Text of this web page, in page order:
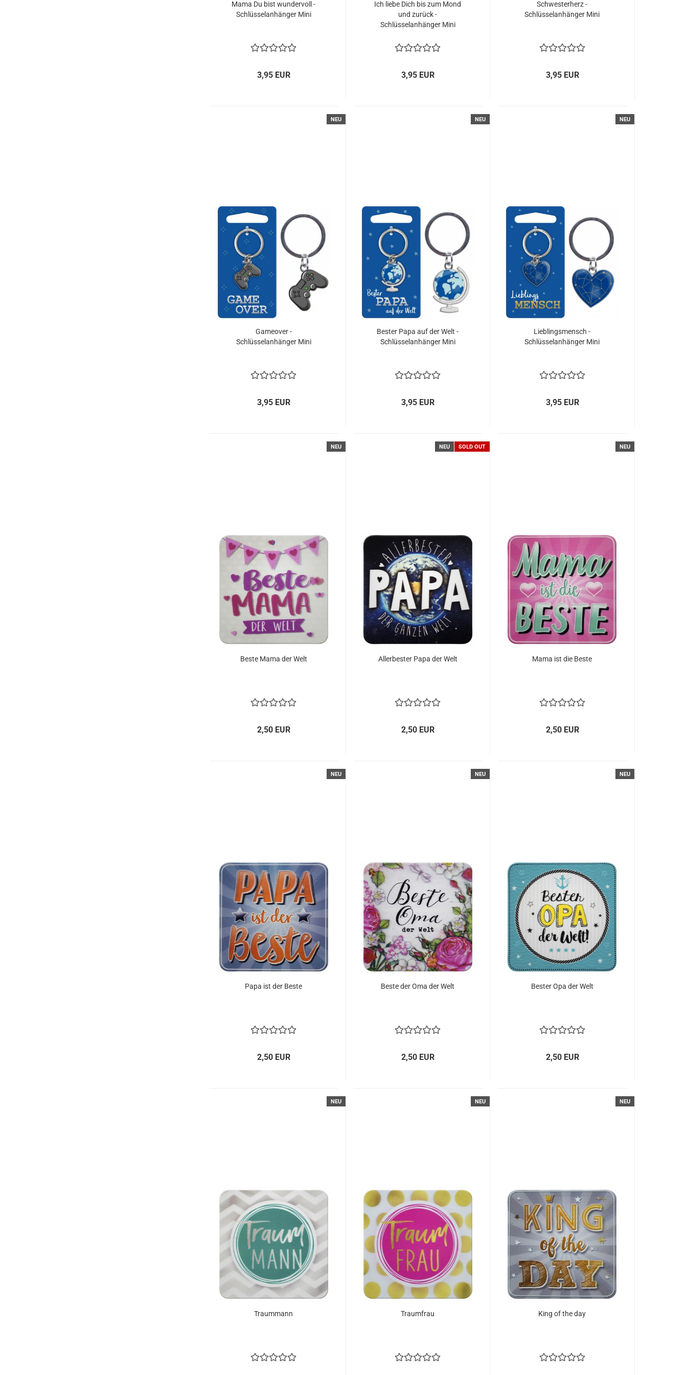
Mama Du bist wundervoll -
Schlüsselanhänger Mini
3,95 EUR
Ich liebe Dich bis zum Mond
und zurück -
Schlüsselanhänger Mini
3,95 EUR
Schwesterherz -
Schlüsselanhänger Mini
3,95 EUR
NEU
Gameover -
Schlüsselanhänger Mini
3,95 EUR
NEU
Bester Papa auf der Welt -
Schlüsselanhänger Mini
3,95 EUR
NEU
Lieblingsmensch -
Schlüsselanhänger Mini
3,95 EUR
NEU
Beste Mama der Welt
2,50 EUR
NEU SOLD OUT
Allerbester Papa der Welt
2,50 EUR
NEU
Mama ist die Beste
2,50 EUR
NEU
Papa ist der Beste
2,50 EUR
NEU
Beste der Oma der Welt
2,50 EUR
NEU
Bester Opa der Welt
2,50 EUR
NEU
Traummann
NEU
Traumfrau
NEU
King of the day